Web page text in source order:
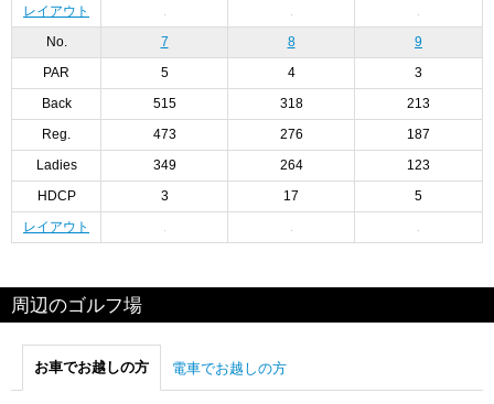
レイアウト
No. 7 8 9
PAR 5 4 3
Back 515 318 213
Reg. 473 276 187
Ladies 349 264 123
HDCP 3 17 5
レイアウト
周辺のゴルフ場
お車でお越しの方 電車でお越しの方